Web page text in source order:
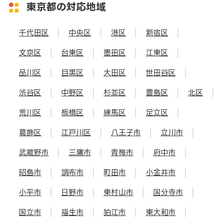
東京都の対応地域
千代田区 中央区 港区 新宿区
文京区 台東区 墨田区 江東区
品川区 目黒区 大田区 世田谷区
渋谷区 中野区 杉並区 豊島区 北区
荒川区 板橋区 練馬区 足立区
葛飾区 江戸川区 八王子市 立川市
武蔵野市 三鷹市 青梅市 府中市
昭島市 調布市 町田市 小金井市
小平市 日野市 東村山市 国分寺市
国立市 福生市 狛江市 東大和市